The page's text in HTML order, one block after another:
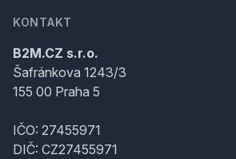
KONTAKT
B2M.CZ s.r.o.
Šafránkova 1243/3
155 00 Praha 5
IČO: 27455971
DIČ: CZ27455971